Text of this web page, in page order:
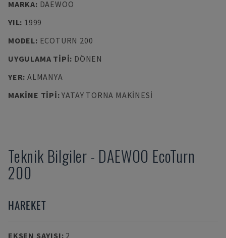
MARKA: DAEWOO
YIL: 1999
MODEL: ECOTURN 200
UYGULAMA TIPI: DÖNEN
YER: ALMANYA
MAKINE TIPI:YATAY TORNA MAKINESI
Teknik Bilgiler - DAEWOO EcoTurn
200
HAREKET
EKSEN SAYISI: 2